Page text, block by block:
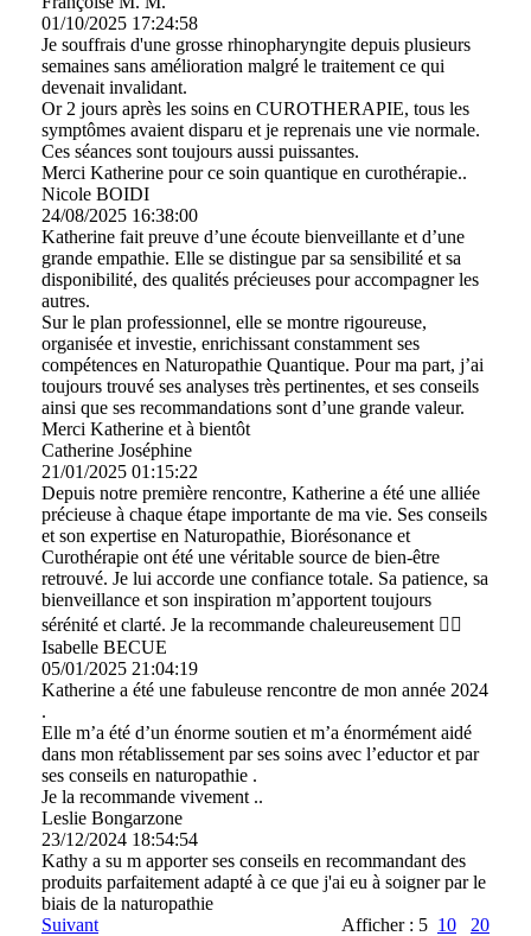
01/10/2025 17:24:58
Je souffrais d'une grosse rhinopharyngite depuis plusieurs
semaines sans amélioration malgré le traitement ce qui
devenait invalidant.
Or 2 jours après les soins en CUROTHERAPIE, tous les
symptômes avaient disparu et je reprenais une vie normale.
Ces séances sont toujours aussi puissantes.
Merci Katherine pour ce soin quantique en curothérapie..
Nicole BOIDI
24/08/2025 16:38:00
Katherine fait preuve d’une écoute bienveillante et d’une
grande empathie. Elle se distingue par sa sensibilité et sa
disponibilité, des qualités précieuses pour accompagner les
autres.
Sur le plan professionnel, elle se montre rigoureuse,
organisée et investie, enrichissant constamment ses
compétences en Naturopathie Quantique. Pour ma part, j’ai
toujours trouvé ses analyses très pertinentes, et ses conseils
ainsi que ses recommandations sont d’une grande valeur.
Merci Katherine et à bientôt
Catherine Joséphine
21/01/2025 01:15:22
Depuis notre première rencontre, Katherine a été une alliée
précieuse à chaque étape importante de ma vie. Ses conseils
et son expertise en Naturopathie, Biorésonance et
Curothérapie ont été une véritable source de bien-être
retrouvé. Je lui accorde une confiance totale. Sa patience, sa
bienveillance et son inspiration m’apportent toujours
sérénité et clarté. Je la recommande chaleureusement ❤️‍🔥
Isabelle BECUE
05/01/2025 21:04:19
Katherine a été une fabuleuse rencontre de mon année 2024
.
Elle m’a été d’un énorme soutien et m’a énormément aidé
dans mon rétablissement par ses soins avec l’eductor et par
ses conseils en naturopathie .
Je la recommande vivement ..
Leslie Bongarzone
23/12/2024 18:54:54
Kathy a su m apporter ses conseils en recommandant des
produits parfaitement adapté à ce que j'ai eu à soigner par le
biais de la naturopathie
Suivant
Afficher : 5 10 20